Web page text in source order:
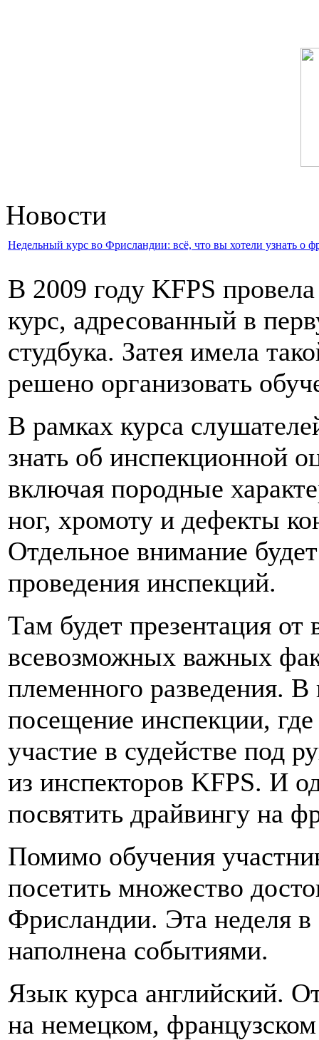
Новости
Недельный курс во Фрисландии: всё, что вы хотели узнать о
В 2009 году KFPS
курс, адресованный в
студбука. Затея имела
решено организовать
В рамках курса
знать об инспекционной
включая породные
ног, хромоту и дефекты
Отдельное внимание
проведения инспекций.
Там будет презентация от
всевозможных важных
племенного разведения. В
посещение инспекции,
участие в судействе под
из инспекторов KFPS. И
посвятить драйвингу на
Помимо обучения
посетить множество
Фрисландии. Эта неделя
наполнена событиями.
Язык курса английский.
на немецком,